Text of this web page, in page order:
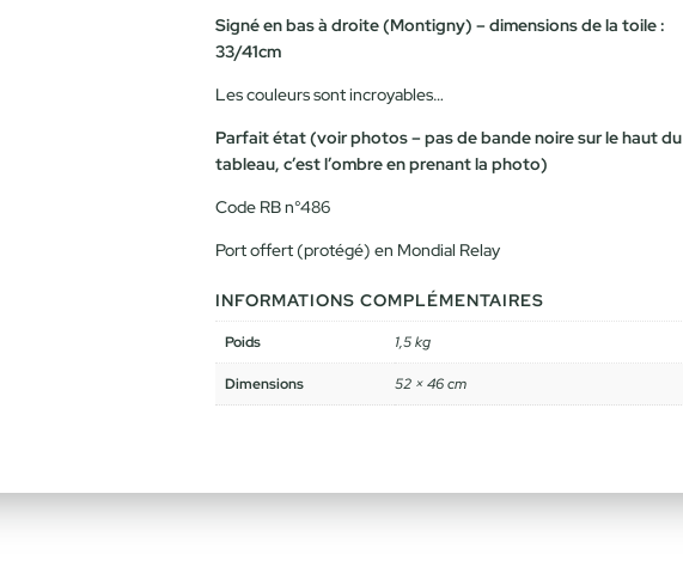
Signé en bas à droite (Montigny) – dimensions de la toile :
33/41cm
Les couleurs sont incroyables…
Parfait état (voir photos – pas de bande noire sur le haut du
tableau, c’est l’ombre en prenant la photo)
Code RB n°486
Port offert (protégé) en Mondial Relay
INFORMATIONS COMPLÉMENTAIRES
Poids 1,5 kg
Dimensions 52 × 46 cm